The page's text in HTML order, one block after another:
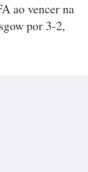
ao vencer na
por 3-2,